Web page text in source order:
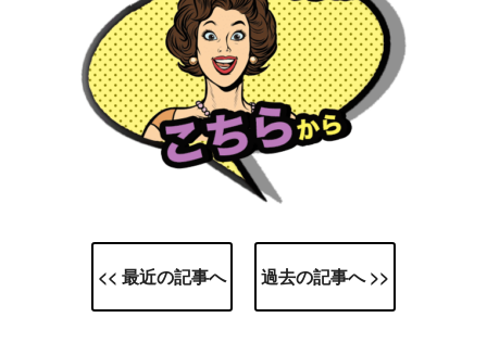
<< 最近の記事へ 過去の記事へ >>